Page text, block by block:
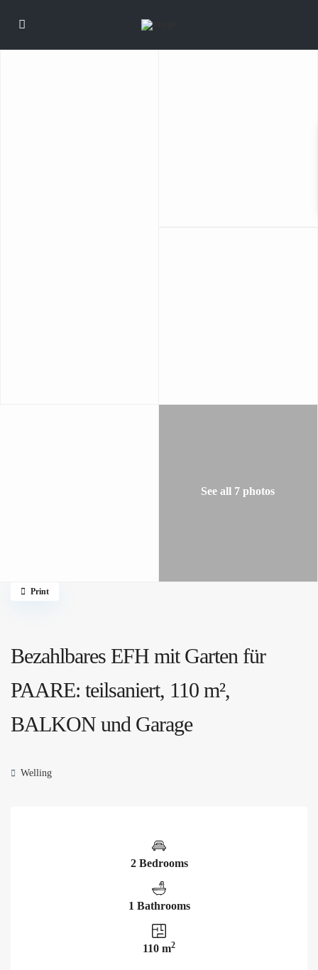
See all 7 photos
Bezahlbares EFH mit Garten für
PAARE: teilsaniert, 110 m²,
BALKON und Garage
Welling
Print
2 Bedrooms
1 Bathrooms
110 m2